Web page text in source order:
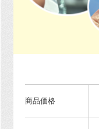
商品価格